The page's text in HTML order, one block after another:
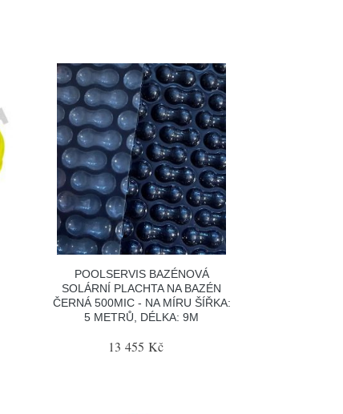
POOLSERVIS BAZÉNOVÁ
SOLÁRNÍ PLACHTA NA BAZÉN
ČERNÁ 500MIC - NA MÍRU ŠÍŘKA:
5 METRŮ, DÉLKA: 9M
13 455 Kč